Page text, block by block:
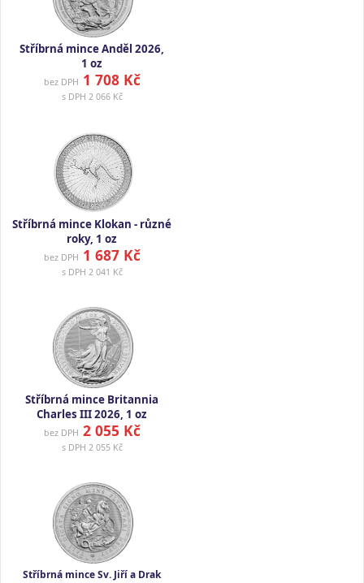
Stříbrná mince Anděl 2026,
1 oz
bez DPH 1 708 Kč
s DPH 2 066 Kč
Stříbrná mince Klokan - různé
roky, 1 oz
bez DPH 1 687 Kč
s DPH 2 041 Kč
Stříbrná mince Britannia
Charles III 2026, 1 oz
bez DPH 2 055 Kč
s DPH 2 055 Kč
Stříbrná mince Sv. Jiří a Drak